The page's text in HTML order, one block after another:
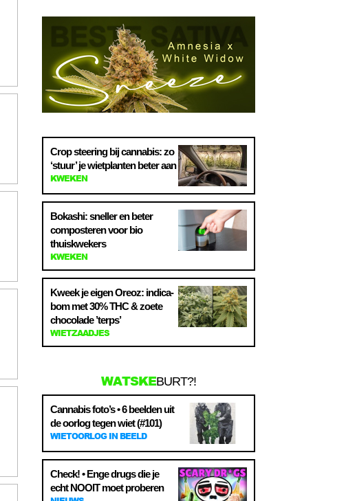
Crop steering bij cannabis: zo
‘stuur’ je wietplanten beter aan
KWEKEN
Bokashi: sneller en beter
composteren voor bio
thuiskwekers
KWEKEN
Kweek je eigen Oreoz: indica-
bom met 30% THC & zoete
chocolade ’terps’
WIETZAADJES
WATSKEBURT?!
Cannabis foto’s • 6 beelden uit
de oorlog tegen wiet (#101)
WIETOORLOG IN BEELD
Check! • Enge drugs die je
echt NOOIT moet proberen